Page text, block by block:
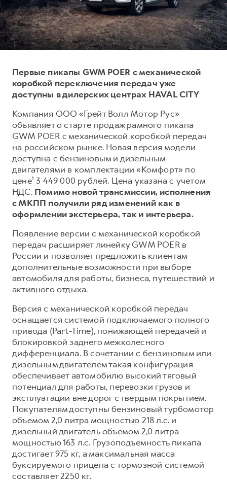
DARGO
от 3 199 000 ₽
DARGO X
от 3 499 000 ₽
F7
от 2 899 000 ₽ от 3 599 000 ₽
POER
от 3 449 000 ₽
Тест-драйв
Трейд-ин
Кредитный калькулятор
Страхование
Кредит
КОРПОРАТИВНЫМ КЛИЕНТАМ
Для малого бизнеса
Корпоративным клиентам
Крупным корпоративным клиентам
Система управления автопарком
Сервис для корпоративных клиентов
HAVAL Лизинг
АКСЕССУАРЫ HAVAL
Автомобильные аксессуары
Коллекция CITY
Коллекция Базовая
Коллекция Детская
СЕРВИСНОЕ ОБСЛУЖИВАНИЕ
Нулевое ТО
Программа «Помощь на дороге»
Электронный ПТС
ПОДДЕРЖКА
GWM Безопасность
Гарантия HAVAL
Мобильное приложение GWM
Программа «HAVAL Защита+»
Руководства по эксплуатации
Подписки
АКСЕССУАРЫ HAVAL
Автомобильные аксессуары
Коллекция CITY
Коллекция Базовая
Коллекция Детская
О дилере
Наша команда
Контакты
Первые пикапы GWM POER с механической
коробкой переключения передач уже
доступны в дилерских центрах HAVAL CITY
Компания ООО «Грейт Волл Мотор Рус»
объявляет о старте продаж рамного пикапа
GWM POER с механической коробкой передач
на российском рынке. Новая версия модели
доступна с бензиновым и дизельным
двигателями в комплектации «Комфорт» по
цене¹ 3 449 000 рублей. Цена указана с учетом
НДС. Помимо новой трансмиссии, исполнения
с МКПП получили ряд изменений как в
оформлении экстерьера, так и интерьера.
Появление версии с механической коробкой
передач расширяет линейку GWM POER в
России и позволяет предложить клиентам
дополнительные возможности при выборе
автомобиля для работы, бизнеса, путешествий и
активного отдыха.
Версия с механической коробкой передач
оснащается системой подключаемого полного
привода (Part-Time), понижающей передачей и
блокировкой заднего межколесного
дифференциала. В сочетании с бензиновым или
дизельным двигателем такая конфигурация
обеспечивает автомобилю высокий тяговый
потенциал для работы, перевозки грузов и
эксплуатации вне дорог с твердым покрытием.
Покупателям доступны бензиновый турбомотор
объемом 2,0 литра мощностью 218 л.с. и
дизельный двигатель объемом 2,0 литра
мощностью 163 л.с. Грузоподъемность пикапа
достигает 975 кг, а максимальная масса
буксируемого прицепа с тормозной системой
составляет 2250 кг.